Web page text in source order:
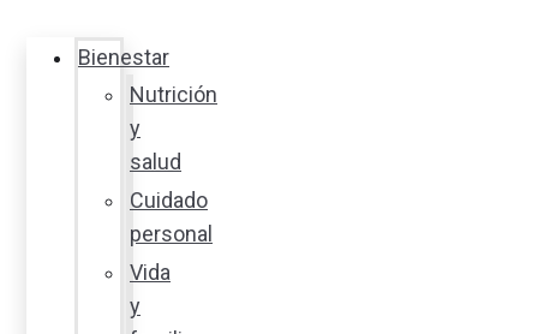
Bienestar
Nutrición
y
salud
Cuidado
personal
Vida
y